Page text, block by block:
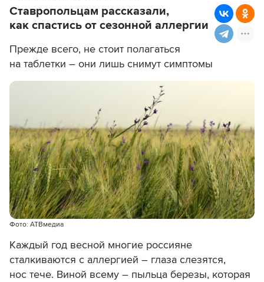
Ставропольцам рассказали,
как спастись от сезонной аллергии
Прежде всего, не стоит полагаться
на таблетки – они лишь снимут симптомы
Фото: АТВмедиа
Каждый год весной многие россияне
сталкиваются с аллергией – глаза слезятся,
нос тече. Виной всему – пыльца березы, которая